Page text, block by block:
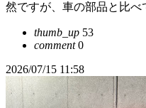
然ですが、車の部品と比べ
thumb_up 53
comment0
2026/07/15 11:58